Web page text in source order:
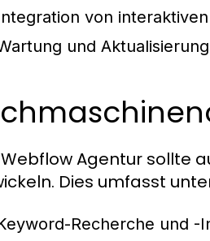
von
und
Webflow Agentur sollte
Dies umfasst
Recherche und -